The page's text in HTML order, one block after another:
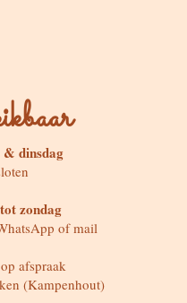
dinsdag
zondag
of mail
afspraak
(Kampenhout)